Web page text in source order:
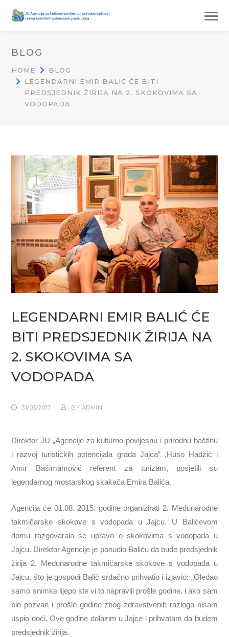
BLOG
HOME
BLOG
LEGENDARNI EMIR BALIĆ ĆE BITI
PREDSJEDNIK ŽIRIJA NA 2. SKOKOVIMA SA
VODOPADA
LEGENDARNI EMIR BALIĆ ĆE
BITI PREDSJEDNIK ŽIRIJA NA
2. SKOKOVIMA SA
VODOPADA
31/03/2017 BY ADMIN
Direktor JU „Agencije za kulturno-povijesnu i prirodnu baštinu
i razvoj turističkih potencijala grada Jajca“ ,Huso Hadžić i
Amir Bašimamović referent za turizam, posjetili su
legendarnog mostarskog skakača Emira Balića.
Agencija će 01.08. 2015. godine organizirati 2. Međunarodne
takmičarske skokove s vodopada u Jajcu. U Balićevom
domu razgovaralo se upravo o skokovima s vodopada u
Jajcu. Direktor Agencije je ponudio Baliću da bude predsjednik
žirija 2. Međunarodne takmičarske skokove s vodopada u
Jajcu, što je gospodi Balić srdačno prihvatio i izjavio: „Gledao
samo snimke lijepo ste vi to napravili prošle godine, i ako sam
bio pozvan i prošle godine zbog zdravstvenih razloga nisam
uspio doći. Ove godine dolazim u Jajce i prihvatam da budem
predsjednik žirija.